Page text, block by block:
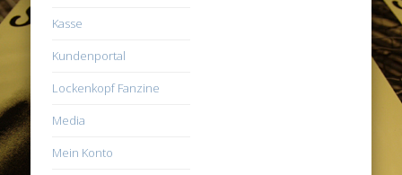
Kasse
Kundenportal
Lockenkopf Fanzine
Media
Mein Konto